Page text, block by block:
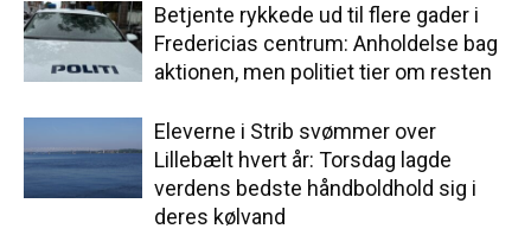
Betjente rykkede ud til flere gader i
Fredericias centrum: Anholdelse bag
aktionen, men politiet tier om resten
Eleverne i Strib svømmer over
Lillebælt hvert år: Torsdag lagde
verdens bedste håndboldhold sig i
deres kølvand